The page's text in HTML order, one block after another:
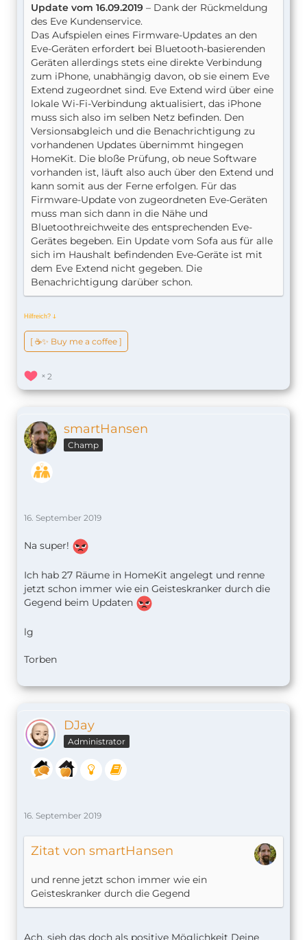
Update vom 16.09.2019 – Dank der Rückmeldung
des Eve Kundenservice.
Das Aufspielen eines Firmware-Updates an den
Eve-Geräten erfordert bei Bluetooth-basierenden
Geräten allerdings stets eine direkte Verbindung
zum iPhone, unabhängig davon, ob sie einem Eve
Extend zugeordnet sind. Eve Extend wird über eine
lokale Wi-Fi-Verbindung aktualisiert, das iPhone
muss sich also im selben Netz befinden. Den
Versionsabgleich und die Benachrichtigung zu
vorhandenen Updates übernimmt hingegen
HomeKit. Die bloße Prüfung, ob neue Software
vorhanden ist, läuft also auch über den Extend und
kann somit aus der Ferne erfolgen. Für das
Firmware-Update von zugeordneten Eve-Geräten
muss man sich dann in die Nähe und
Bluetoothreichweite des entsprechenden Eve-
Gerätes begeben. Ein Update vom Sofa aus für alle
sich im Haushalt befindenden Eve-Geräte ist mit
dem Eve Extend nicht gegeben. Die
Benachrichtigung darüber schon.
Hilfreich? ↆ
[ ☕️✨ Buy me a coffee ]
2
smartHansen
Champ
16. September 2019
Na super!
Ich hab 27 Räume in HomeKit angelegt und renne
jetzt schon immer wie ein Geisteskranker durch die
Gegend beim Updaten
lg
Torben
DJay
Administrator
16. September 2019
Zitat von smartHansen
und renne jetzt schon immer wie ein
Geisteskranker durch die Gegend
Ach, sieh das doch als positive Möglichkeit Deine